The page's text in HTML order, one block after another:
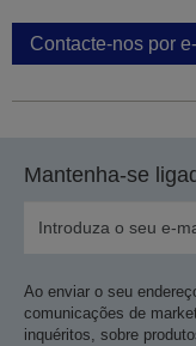
Contacte-nos por
Mantenha-se
Ao enviar o seu
comunicações de
inquéritos, sobre